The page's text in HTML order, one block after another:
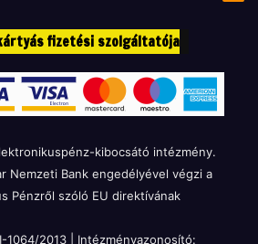
fizetési szolgáltatója
kibocsátó intézmény.
Nemzeti Bank engedélyével végzi a
Pénzről szóló EU direktívának
1064/2013 | Intézményazonosító: